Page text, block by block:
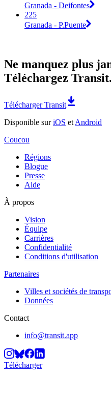
Granada - Deifontes
225
Granada - P.Puente
Ne manquez plus
Téléchargez Transit.
Télécharger Transit
Disponible suriOS et Android
Coucou
Régions
Blogue
Presse
Aide
À propos
Vision
Équipe
Carrières
Confidentialité
Conditions d'utilisation
Partenaires
Villes et sociétés de
Données
Contact
info@transit.app
Télécharger